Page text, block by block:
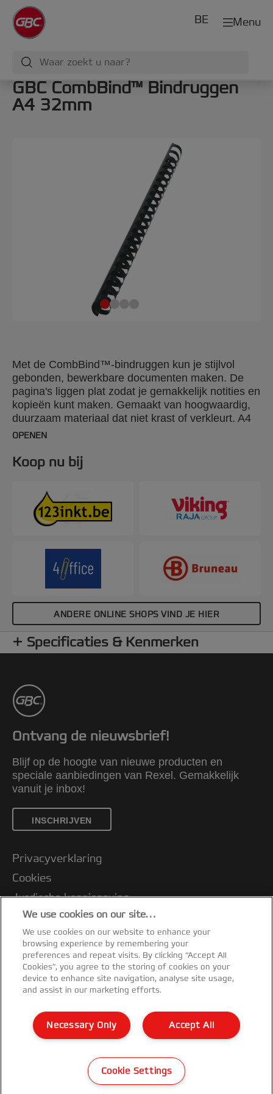
Menu
BE
GBC CombBind™ Bindruggen
A4 32mm
Met de CombBind™-bindruggen kun je stijlvol
gebonden, bewerkbare documenten maken. De
pagina's liggen plat zodat je gemakkelijk notities en
kopieën kunt maken. Gemaakt van hoogwaardig,
duurzaam materiaal dat niet krast of verkleurt. A4
32 mm. Verpakking: 50 stuks.
OPENEN
Koop nu bij
ANDERE ONLINE SHOPS VIND JE HIER
Specificaties & Kenmerken
Ontvang de nieuwsbrief!
Blijf op de hoogte van nieuwe producten en
speciale aanbiedingen van Rexel. Gemakkelijk
vanuit je inbox!
INSCHRIJVEN
Privacyverklaring
Cookies
Jurdische kennisgeving
Imprint
Klantenservice
Mijn gegevens beheren
Garantievoorwaarden
Conformiteitsverklaringen
Richtlijnen bij recycling van verpakkingen
Sitemap
©2026 ACCO Brands
We use cookies on our site…
We use cookies on our website to enhance your
browsing experience by remembering your
preferences and repeat visits. By clicking “Accept All
Cookies”, you agree to the storing of cookies on your
device to enhance site navigation, analyse site usage,
and assist in our marketing efforts.
Accept All
Necessary Only
Cookie Settings